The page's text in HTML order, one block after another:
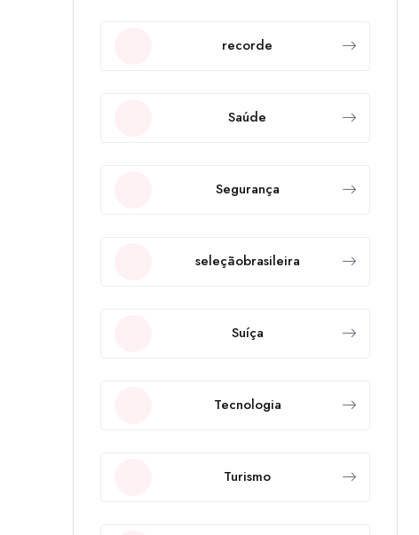
recorde
Saúde
Segurança
seleçãobrasileira
Suíça
Tecnologia
Turismo